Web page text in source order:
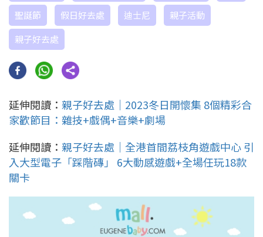
聖誕節
假日好去處 迪士尼
親子活動
親子好去處
延伸閱讀： 親子好去處｜2023冬日開懷集 8個精彩合
家歡節目：雜技+戲偶+音樂+劇場
延伸閱讀： 親子好去處｜全港首間荔枝角遊戲中心 引
入大型電子「踩階磚」 6大動感遊戲+全場任玩18款
關卡